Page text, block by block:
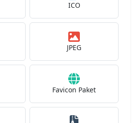
ICO
JPEG
Favicon Paket